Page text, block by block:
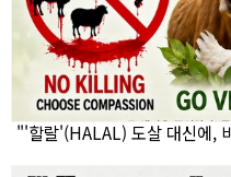
"'할랄'(HALAL) 도살 대신에,